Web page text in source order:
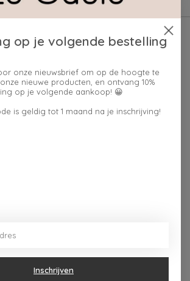
op je volgende bestelling
onze nieuwsbrief om op de hoogte te
nieuwe producten, en ontvang 10%
op je volgende aankoop! 😀
is geldig tot 1 maand na je inschrijving!
Inschrijven